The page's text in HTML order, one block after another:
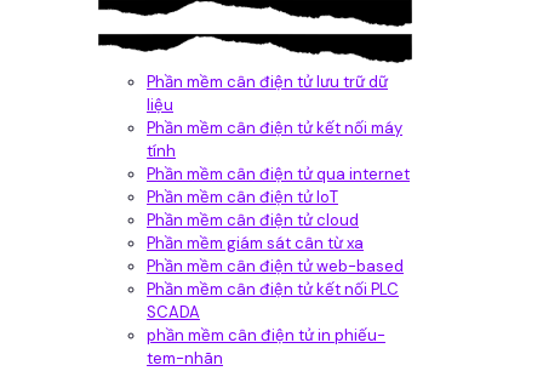
Phần mềm cân điện tử lưu trữ dữ
liệu
Phần mềm cân điện tử kết nối máy
tính
Phần mềm cân điện tử qua internet
Phần mềm cân điện tử IoT
Phần mềm cân điện tử cloud
Phần mềm giám sát cân từ xa
Phần mềm cân điện tử web-based
Phần mềm cân điện tử kết nối PLC
SCADA
phần mềm cân điện tử in phiếu-
tem-nhãn